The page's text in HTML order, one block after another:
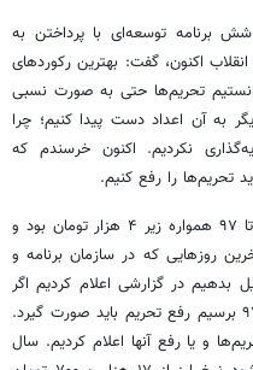
برنامه توسعه‌ای با پرداختن به
اکنون، گفت: بهترین رکوردهای
تحریم‌ها حتی به صورت نسبی
به آن اعداد دست پیدا کنیم؛ چرا
نکردیم. اکنون خرسندم که
تحریم‌ها را رفع کنیم.
نوبخت با بیان اینکه نرخ ارز در فاصله ۹۴ تا ۹۷ همواره زیر ۴ هزار تومان بود و
روزهایی که در سازمان برنامه و
بدهیم در گزارشی اعلام کردیم اگر
قرار است بتوانیم به رشدهای دوره ۹۴ تا ۹۷ برسیم رفع تحریم باید صورت گیرد.
و یا رفع آنها اعلام کردیم. سال